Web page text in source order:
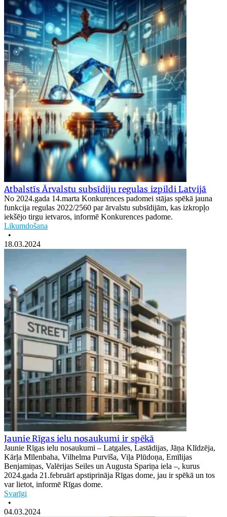
Atbalstīs Ārvalstu subsīdiju regulas izpildi Latvijā
No 2024.gada 14.marta Konkurences padomei stājas spēkā jauna
funkcija regulas 2022/2560 par ārvalstu subsīdijām, kas izkropļo
iekšējo tirgu ietvaros, informē Konkurences padome.
Likumdošana
•
18.03.2024
Jaunie Rīgas ielu nosaukumi ir spēkā
Jaunie Rīgas ielu nosaukumi – Latgales, Lastādijas, Jāņa Klīdzēja,
Kārļa Mīlenbaha, Vilhelma Purvīša, Viļa Plūdoņa, Emīlijas
Benjamiņas, Valērijas Seiles un Augusta Spariņa iela –, kurus
2024.gada 21.februārī apstiprināja Rīgas dome, jau ir spēkā un tos
var lietot, informē Rīgas dome.
Svarīgi
•
04.03.2024